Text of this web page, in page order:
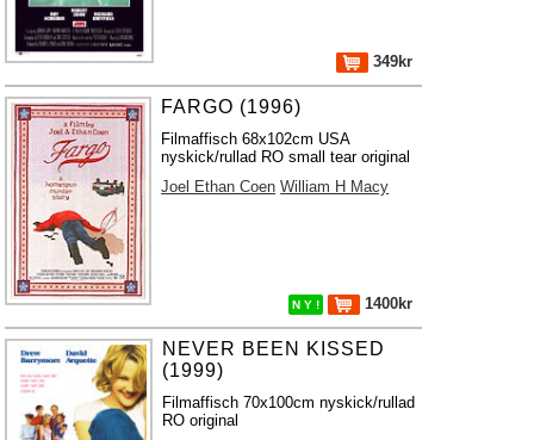
349kr
FARGO (1996)
Filmaffisch 68x102cm USA
nyskick/rullad RO small tear original
Joel Ethan Coen William H Macy
N Y ! 1400kr
NEVER BEEN KISSED
(1999)
Filmaffisch 70x100cm nyskick/rullad
RO original